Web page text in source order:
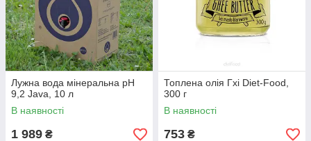
Лужна вода мінеральна pH
9,2 Java, 10 л
В наявності
1 989 ₴
Топлена олія Гхі Diet-Food,
300 г
В наявності
753 ₴